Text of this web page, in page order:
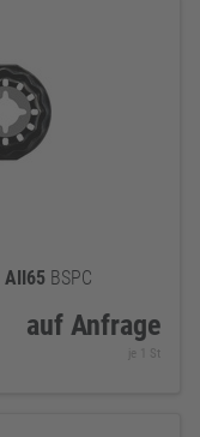
AII65 BSPC
auf Anfrage
je 1 St